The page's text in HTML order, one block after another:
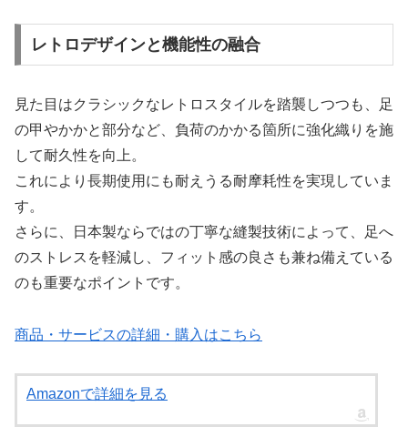
レトロデザインと機能性の融合
見た目はクラシックなレトロスタイルを踏襲しつつも、足
の甲やかかと部分など、負荷のかかる箇所に強化織りを施
して耐久性を向上。
これにより長期使用にも耐えうる耐摩耗性を実現していま
す。
さらに、日本製ならではの丁寧な縫製技術によって、足へ
のストレスを軽減し、フィット感の良さも兼ね備えている
のも重要なポイントです。
商品・サービスの詳細・購入はこちら
Amazonで詳細を見る